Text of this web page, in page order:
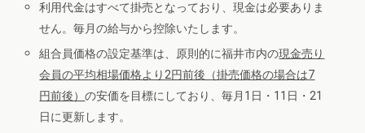
利用代金はすべて掛売となっており、現金は必要ありま
せん。毎月の給与から控除いたします。
組合員価格の設定基準は、原則的に福井市内の現金売り
会員の平均相場価格より 2円前後（掛売価格の場合は7
円前後）の安価を目標にしており、毎月1日・11日・21
日に更新します。